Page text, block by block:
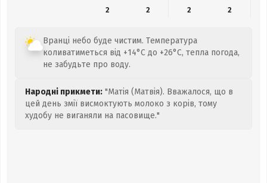
2
2 2 2
Вранці небо буде чистим. Температура
коливатиметься від +14°C до +26°C, тепла погода,
не забудьте про воду.
Народні прикмети: "Матія (Матвія). Вважалося, що в
цей день змії висмоктують молоко з корів, тому
худобу не виганяли на пасовище."